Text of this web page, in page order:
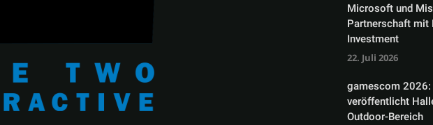
Teilen
Microsoft und
Partnerschaft mit
Investment
22. Juli 2026
gamescom
veröffentlicht
Outdoor-Bereich